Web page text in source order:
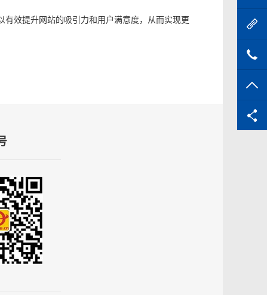
效提升网站的吸引力和用户满意度，从而实现更
进